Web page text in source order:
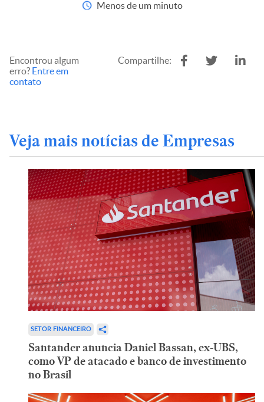
Menos de um minuto
Encontrou algum
erro? Entre em
contato
Compartilhe:
Veja mais notícias de Empresas
SETOR FINANCEIRO
Santander anuncia Daniel Bassan, ex-UBS,
como VP de atacado e banco de investimento
no Brasil